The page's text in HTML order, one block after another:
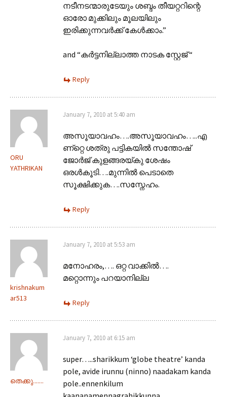
നടീനടന്മാരുടേയും ശബ്ദം തീയറ്ററിന്റെ
ഓരോ മുക്കിലും മൂലയിലും
ഇരിക്കുന്നവര്‍ക്ക് കേള്‍ക്കാം.”
and “കര്‍ട്ടനില്ലാത്ത നാടക സ്റ്റേജ് “
Reply
ORU
YATHRIKAN
January 7, 2010 at 5:40 am
അസൂയാവഹം….അസൂയാവഹം…..എ
ണ്റ്റെ ശത്രു പട്ടികയില്‍ സന്തോഷ്‌
ജോര്‍ജ്‌ കുളങ്ങരയ്കു ശേഷം
ഒരള്‍കൂടി….മുന്നില്‍ പെടാതെ
സൂക്ഷിക്കുക….സസ്നേഹം.
Reply
krishnakum
ar513
January 7, 2010 at 5:53 am
മനോഹരം,…. ഒറ്റ വാക്കില്‍….
മറ്റൊന്നും പറയാനില്ല
Reply
തെക്കു.......
January 7, 2010 at 6:15 am
super…..sharikkum ‘globe theatre’ kanda
pole, avide irunnu (ninno) naadakam kanda
pole..ennenkilum